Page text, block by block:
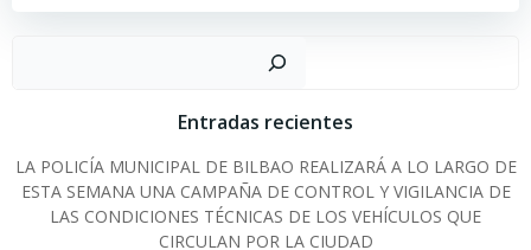
Entradas recientes
LA POLICÍA MUNICIPAL DE BILBAO REALIZARÁ A LO LARGO DE
ESTA SEMANA UNA CAMPAÑA DE CONTROL Y VIGILANCIA DE
LAS CONDICIONES TÉCNICAS DE LOS VEHÍCULOS QUE
CIRCULAN POR LA CIUDAD